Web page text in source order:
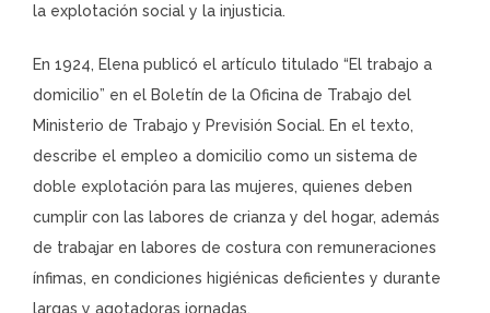
la explotación social y la injusticia.
En 1924, Elena publicó el artículo titulado “El trabajo a
domicilio” en el Boletín de la Oficina de Trabajo del
Ministerio de Trabajo y Previsión Social. En el texto,
describe el empleo a domicilio como un sistema de
doble explotación para las mujeres, quienes deben
cumplir con las labores de crianza y del hogar, además
de trabajar en labores de costura con remuneraciones
ínfimas, en condiciones higiénicas deficientes y durante
largas y agotadoras jornadas.